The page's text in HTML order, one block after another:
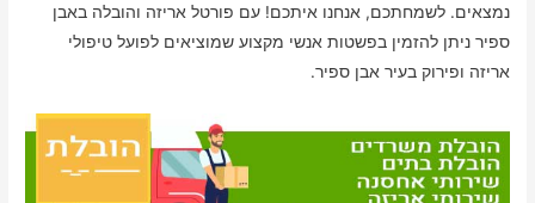
נמצאים. לשמחתכם, אנחנו איתכם! עם פורטל אריזה והובלה באבן
ספיר ניתן להזמין בפשטות אנשי מקצוע שמוציאים לפועל טיפולי
אריזה ופירוק בעיר אבן ספיר.